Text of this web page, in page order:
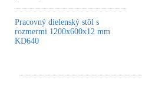
Pracovný dielenský stôl s
rozmermi 1200x600x12 mm
KD640